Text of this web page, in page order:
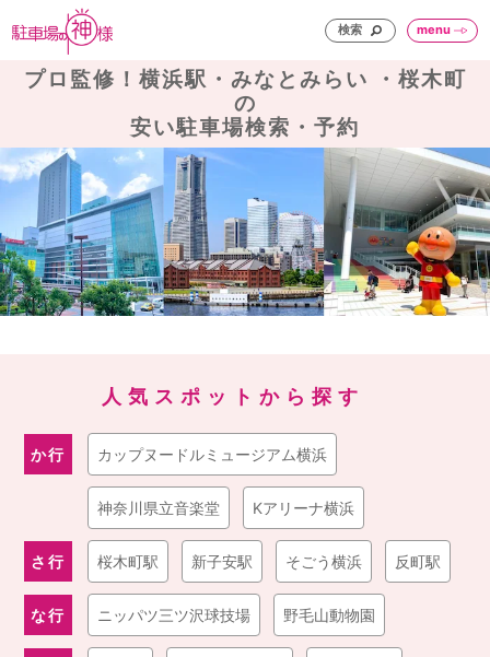
検索 menu
プロ監修！横浜駅・みなとみらい ・桜木町
の
安い駐車場検索・予約
人気スポットから探す
か行 カップヌードルミュージアム横浜
神奈川県立音楽堂 Kアリーナ横浜
さ行 桜木町駅 新子安駅 そごう横浜 反町駅
な行 ニッパツ三ツ沢球技場 野毛山動物園